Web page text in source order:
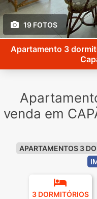
19 FOTOS
Apartamento 3
venda em
APARTAMENTOS 3
3 DORMITÓRIOS